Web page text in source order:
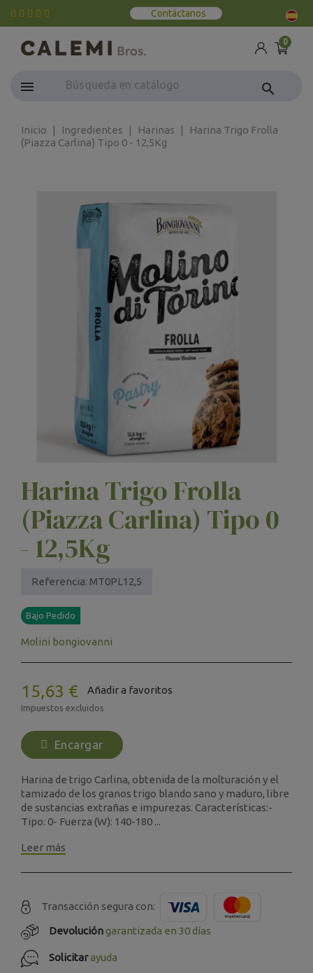
Contáctanos
0
search
Inicio Ingredientes Harinas
Harina Trigo Frolla
(Piazza Carlina) Tipo 0 - 12,5Kg
Harina Trigo Frolla
(Piazza Carlina) Tipo 0
- 12,5Kg
Referencia: MT0PL12,5
Bajo Pedido
Molini bongiovanni
15,63 € Añadir a favoritos
Impuestos excluidos
Encargar
Harina de trigo Carlina, obtenida de la molturación y el
tamizado de los granos trigo blando sano y maduro, libre
de sustancias extrañas e impurezas. Características:-
Tipo: 0- Fuerza (W): 140-180 ...
Leer más
Transacción segura con:
Devolucióngarantizada en 30 días
Solicitarayuda